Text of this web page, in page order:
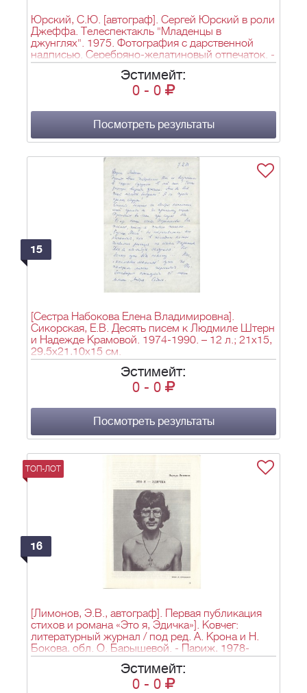
Юрский, С.Ю. [автограф]. Сергей Юрский в роли
Джеффа. Телеспектакль "Младенцы в
джунглях". 1975. Фотография с дарственной
надписью. Серебряно-желатиновый отпечаток. -
13х18 см.
Эстимейт:
0 - 0
Посмотреть результаты
15
[Сестра Набокова Елена Владимировна].
Сикорская, Е.В. Десять писем к Людмиле Штерн
и Надежде Крамовой. 1974-1990. – 12 л.; 21x15,
29,5x21,10x15 см.
Эстимейт:
0 - 0
Посмотреть результаты
ТОП-ЛОТ
16
[Лимонов, Э.В., автограф]. Первая публикация
стихов и романа «Это я, Эдичка»]. Ковчег:
литературный журнал / под ред. А. Крона и Н.
Бокова, обл. О. Барышевой. - Париж, 1978-
1981. - №№1-6; 21 х 15,2 см.
Эстимейт:
0 - 0